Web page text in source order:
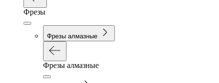
Фрезы
Фрезы алмазные
Фрезы алмазные